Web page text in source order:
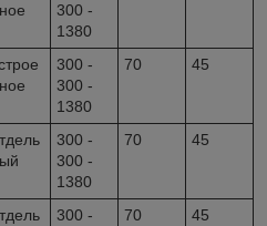
300 -
1380
300 -
300 -
1380
70 45
300 -
300 -
1380
70 45
300 -
70 45